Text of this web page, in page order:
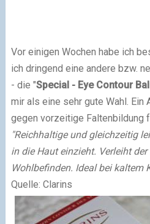
Vor einigen Wochen habe ich
ich dringend eine andere bzw.
- die "Special - Eye Contour
mir als eine sehr gute Wahl. Ein
gegen vorzeitige Faltenbildung
"Reichhaltige und gleichzeitig
in die Haut einzieht. Verleiht
Wohlbefinden. Ideal bei kaltem
Quelle: Clarins